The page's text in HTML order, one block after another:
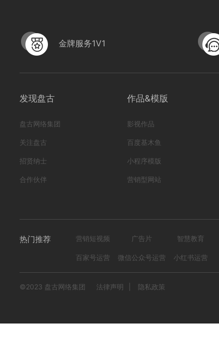
金牌服务1V1
发现盘古
盘古网络集团
关注盘古
招贤纳士
合作伙伴
作品&模版
影视作品
百度基木鱼
小程序模版
营销型网站
热门推荐 营销短视频 广告片 智慧教育
百家号运营 微信公众号运营 小红书运营
©2023 盘古网络集团 法律声明 隐私政策